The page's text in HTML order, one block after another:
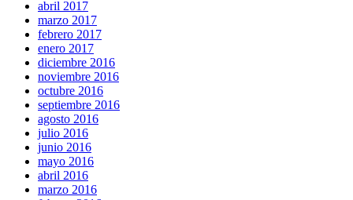
abril 2017
marzo 2017
febrero 2017
enero 2017
diciembre 2016
noviembre 2016
octubre 2016
septiembre 2016
agosto 2016
julio 2016
junio 2016
mayo 2016
abril 2016
marzo 2016